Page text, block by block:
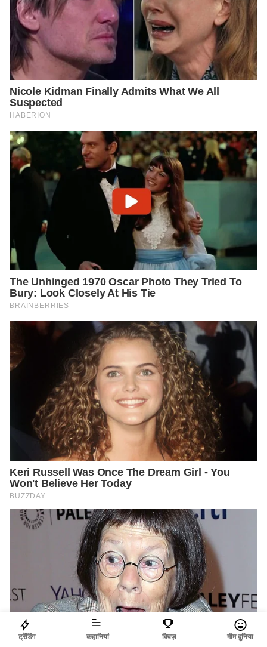
ट्रेंडिंग कहानियां क्विज़ मीम दुनिया